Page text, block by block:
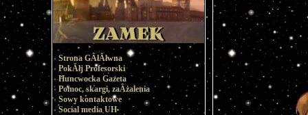
Strona GÂłĂłwna
PokĂłj Profesorski
Huncwocka Gazeta
Pomoc, skargi, zaÂżalenia
Sowy kontaktowe
Social media UH